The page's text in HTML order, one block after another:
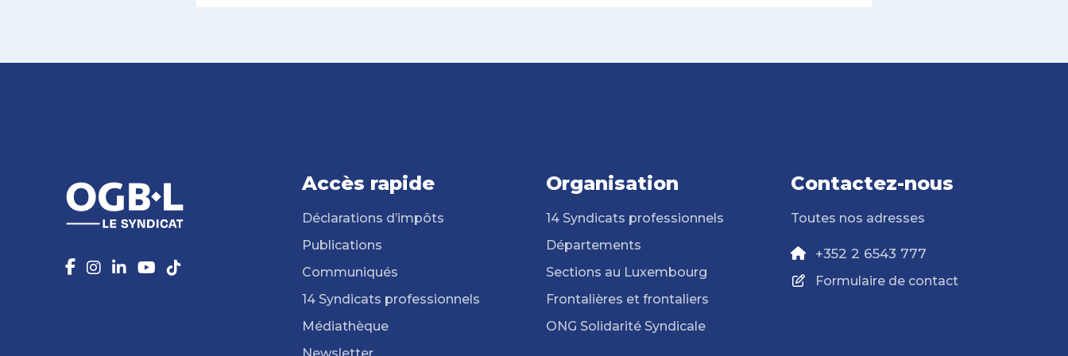
Accès rapide
Déclarations d’impôts
Publications
Communiqués
14 Syndicats professionnels
Médiathèque
Organisation
14 Syndicats professionnels
Départements
Sections au Luxembourg
Frontalières et frontaliers
ONG Solidarité Syndicale
Contactez-nous
Toutes nos adresses
+352 2 6543 777
Formulaire de contact